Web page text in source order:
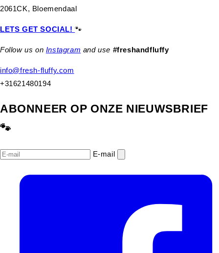
2061CK, Bloemendaal
LETS GET SOCIAL!🐾
Follow us on Instagram and use #freshandfluffy
info@fresh-fluffy.com
+31621480194
ABONNEER OP ONZE NIEUWSBRIEF
🐾
E‑mail